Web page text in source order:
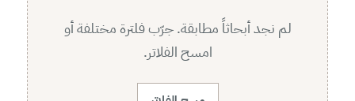
لم نجد أبحاثاً مطابقة. جرّب فلترة مختلفة أو
امسح الفلاتر.